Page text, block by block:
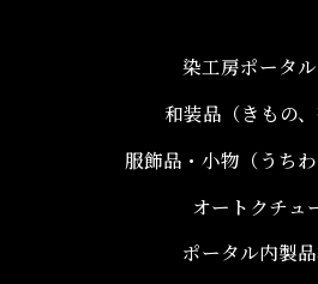
染工房ポータ
和装品（きもの、
服飾品・小物​（うちわ
オートクチュ
ポータル内製